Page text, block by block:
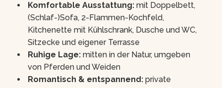
Komfortable Ausstattung:mit Doppelbett,
(Schlaf-)Sofa, 2-Flammen-Kochfeld,
Kitchenette mit Kühlschrank, Dusche und WC,
Sitzecke und eigener Terrasse
Ruhige Lage:mitten in der Natur, umgeben
von Pferden und Weiden
Romantisch & entspannend:private